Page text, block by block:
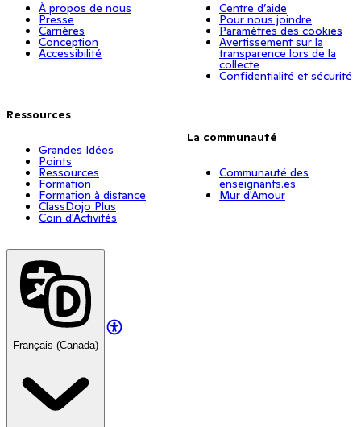
À propos de nous
Presse
Carrières
Conception
Accessibilité
Ressources
Grandes Idées
Points
Ressources
Formation
Formation à distance
ClassDojo Plus
Coin d'Activités
Centre d’aide
Pour nous joindre
Paramètres des cookies
Avertissement sur la
transparence lors de la
collecte
Confidentialité et sécurité
La communauté
Communauté des
enseignants.es
Mur d'Amour
Français (Canada)